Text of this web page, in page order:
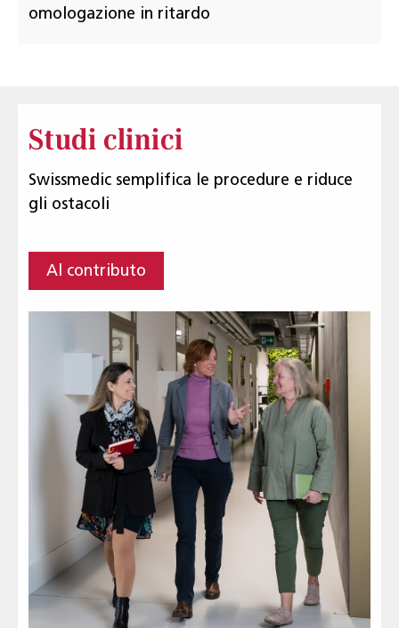
omologazione in ritardo
Studi clinici
Swissmedic semplifica le procedure e riduce
gli ostacoli
Al contributo